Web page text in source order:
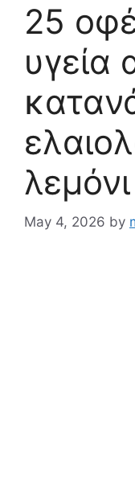
25
υγεία
May 4, 2026 by